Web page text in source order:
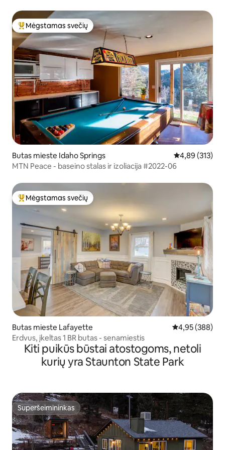
Svečių mėgstamiausias
Mėgstamas svečių
Butas mieste Idaho Springs Vidutinis
4,89 (313)
MTN Peace - baseino stalas ir izoliacija #2022-06
Svečių mėgstamiausias
Mėgstamas svečių
Butas mieste Lafayette Vidutinis
4,95 (388)
Erdvus, įkeltas 1 BR butas - senamiestis
Kiti puikūs būstai atostogoms, netoli
kurių yra Staunton State Park
Superšeimininkas
Superšeimininkas